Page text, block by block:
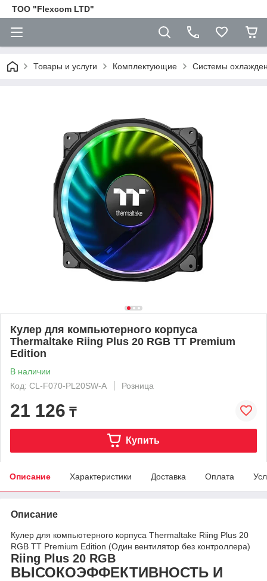
ТОО "Flexcom LTD"
Товары и услуги Комплектующие Cистемы
Кулер для компьютерного корпуса
Thermaltake Riing Plus 20 RGB TT Premium
Edition
В наличии
Код: CL-F070-PL20SW-A
Розница
21 126 ₸
Купить
Описание Характеристики Доставка Оплата
Описание
Кулер для компьютерного корпуса Thermaltake Riing Plus 20
RGB TT Premium Edition (Один вентилятор без контроллера)
Riing Plus 20 RGB
ВЫСОКОЭФФЕКТИВНОСТЬ И